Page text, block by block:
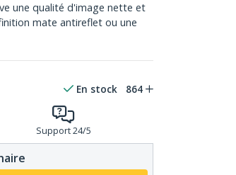
une qualité d'image nette et
mate antireflet ou une
En stock 864
Support 24/5